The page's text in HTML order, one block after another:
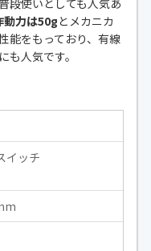
段使いとしても人気あ
力は50gとメカニカ
能をもっており、有線
人気です。
イッチ